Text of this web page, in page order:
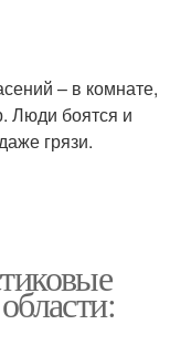
– в комнате,
Люди боятся и
грязи.